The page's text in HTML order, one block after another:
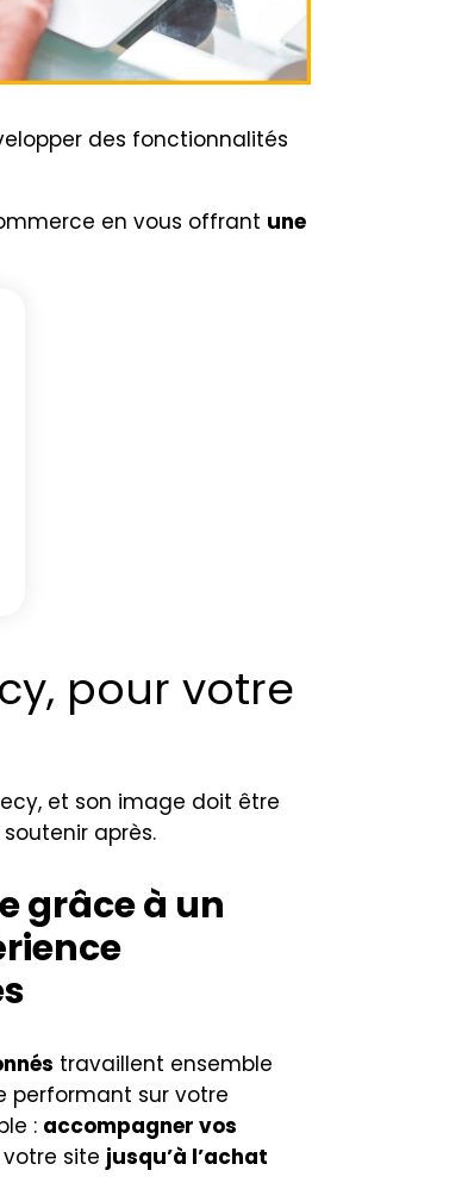
des fonctionnalités
en vous offrant une
pour votre
et son image doit être
après.
grâce à un
travaillent ensemble
performant sur votre
: accompagner vos
site jusqu’à l’achat